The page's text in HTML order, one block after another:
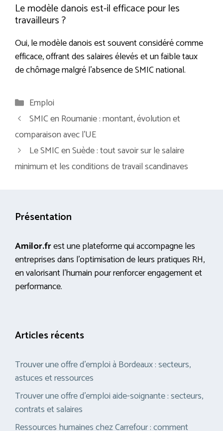
Le modèle danois est-il efficace pour les
travailleurs ?
Oui, le modèle danois est souvent considéré comme
efficace, offrant des salaires élevés et un faible taux
de chômage malgré l’absence de SMIC national.
Catégories
Emploi
SMIC en Roumanie : montant, évolution et
comparaison avec l’UE
Le SMIC en Suède : tout savoir sur le salaire
minimum et les conditions de travail scandinaves
Présentation
Amilor.frest une plateforme qui accompagne les
entreprises dans l’optimisation de leurs pratiques RH,
en valorisant l’humain pour renforcer engagement et
performance.
Articles récents
Trouver une offre d’emploi à Bordeaux : secteurs,
astuces et ressources
Trouver une offre d’emploi aide-soignante : secteurs,
contrats et salaires
Ressources humaines chez Carrefour : comment